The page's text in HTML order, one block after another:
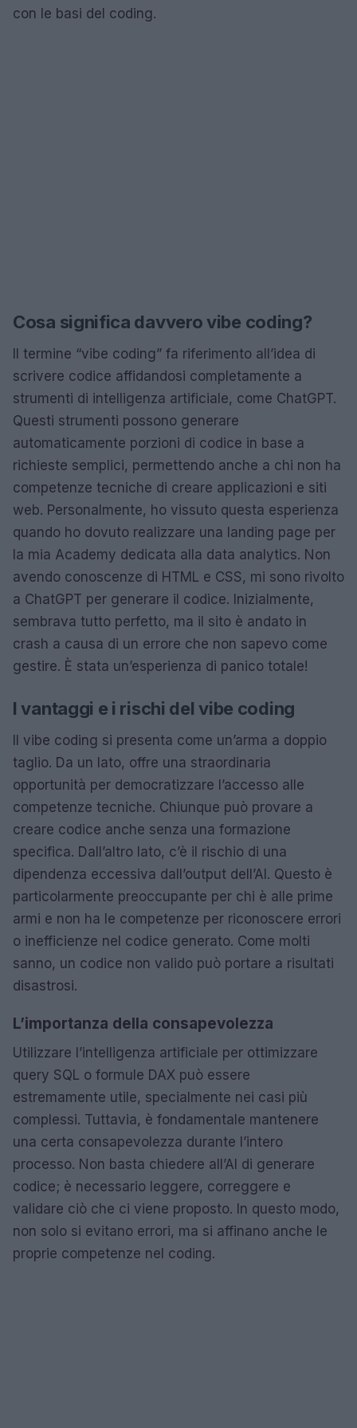
con le basi del coding.
Cosa significa davvero vibe coding?
Il termine “vibe coding” fa riferimento all’idea di
scrivere codice affidandosi completamente a
strumenti di intelligenza artificiale, come ChatGPT.
Questi strumenti possono generare
automaticamente porzioni di codice in base a
richieste semplici, permettendo anche a chi non ha
competenze tecniche di creare applicazioni e siti
web. Personalmente, ho vissuto questa esperienza
quando ho dovuto realizzare una landing page per
la mia Academy dedicata alla data analytics. Non
avendo conoscenze di HTML e CSS, mi sono rivolto
a ChatGPT per generare il codice. Inizialmente,
sembrava tutto perfetto, ma il sito è andato in
crash a causa di un errore che non sapevo come
gestire. È stata un’esperienza di panico totale!
I vantaggi e i rischi del vibe coding
Il vibe coding si presenta come un’arma a doppio
taglio. Da un lato, offre una straordinaria
opportunità per democratizzare l’accesso alle
competenze tecniche. Chiunque può provare a
creare codice anche senza una formazione
specifica. Dall’altro lato, c’è il rischio di una
dipendenza eccessiva dall’output dell’AI. Questo è
particolarmente preoccupante per chi è alle prime
armi e non ha le competenze per riconoscere errori
o inefficienze nel codice generato. Come molti
sanno, un codice non valido può portare a risultati
disastrosi.
L’importanza della consapevolezza
Utilizzare l’intelligenza artificiale per ottimizzare
query SQL o formule DAX può essere
estremamente utile, specialmente nei casi più
complessi. Tuttavia, è fondamentale mantenere
una certa consapevolezza durante l’intero
processo. Non basta chiedere all’AI di generare
codice; è necessario leggere, correggere e
validare ciò che ci viene proposto. In questo modo,
non solo si evitano errori, ma si affinano anche le
proprie competenze nel coding.